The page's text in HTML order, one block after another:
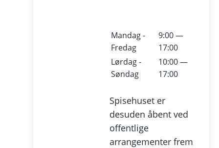
Mandag -
Fredag
9:00 —
17:00
Lørdag -
Søndag
10:00 —
17:00
Spisehuset er
desuden åbent ved
offentlige
arrangementer frem